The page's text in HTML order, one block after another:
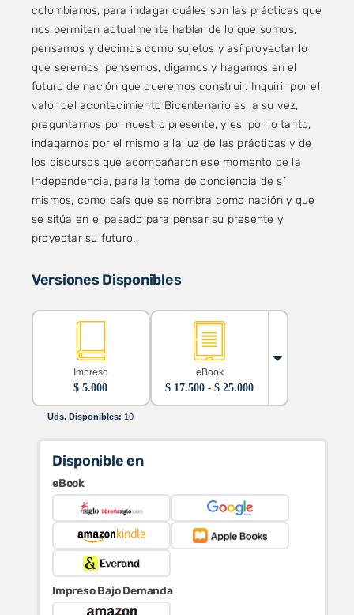
colombianos, para indagar cuáles son las prácticas que
nos permiten actualmente hablar de lo que somos,
pensamos y decimos como sujetos y así proyectar lo
que seremos, pensemos, digamos y hagamos en el
futuro de nación que queremos construir. Inquirir por el
valor del acontecimiento Bicentenario es, a su vez,
preguntarnos por nuestro presente, y es, por lo tanto,
indagarnos por el mismo a la luz de las prácticas y de
los discursos que acompañaron ese momento de la
Independencia, para la toma de conciencia de sí
mismos, como país que se nombra como nación y que
se sitúa en el pasado para pensar su presente y
proyectar su futuro.
Versiones Disponibles
Impreso
$ 5.000
Uds. Disponibles: 10
eBook
$ 17.500 - $ 25.000Rango
Disponible en
eBook
Impreso Bajo Demanda